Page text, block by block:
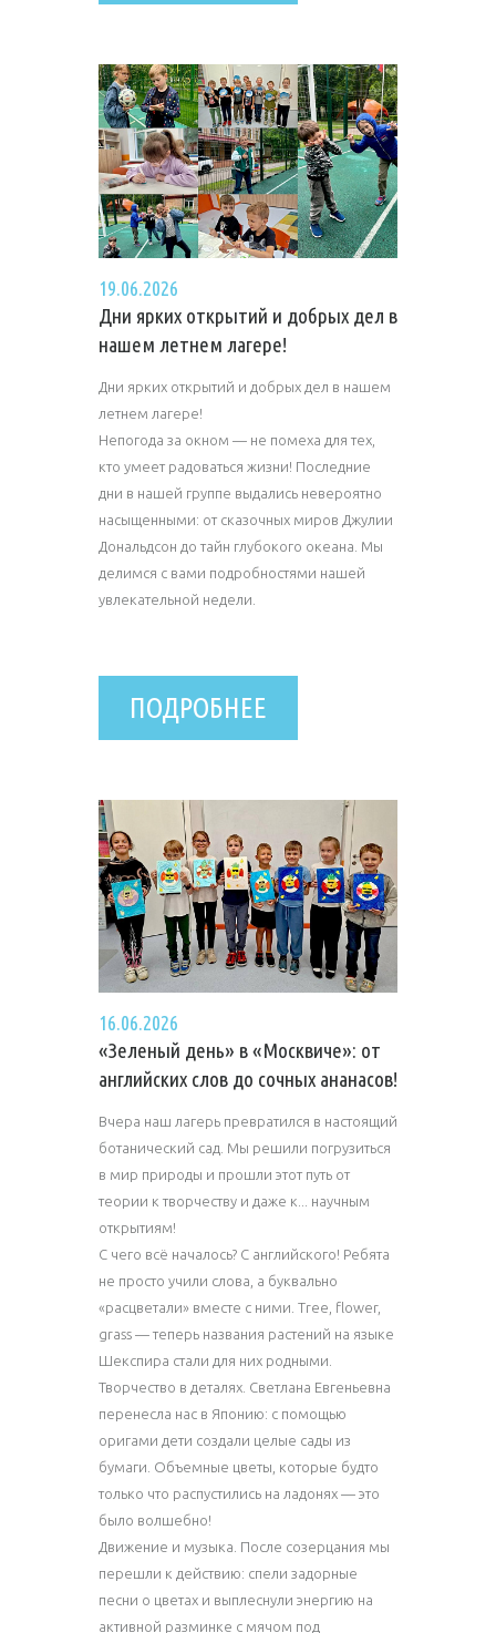
19.06.2026
Дни ярких открытий и добрых дел в
нашем летнем лагере!
Дни ярких открытий и добрых дел в нашем
летнем лагере!
Непогода за окном — не помеха для тех,
кто умеет радоваться жизни! Последние
дни в нашей группе выдались невероятно
насыщенными: от сказочных миров Джулии
Дональдсон до тайн глубокого океана. Мы
делимся с вами подробностями нашей
увлекательной недели.
ПОДРОБНЕЕ
16.06.2026
«Зеленый день» в «Москвиче»: от
английских слов до сочных ананасов!
Вчера наш лагерь превратился в настоящий
ботанический сад. Мы решили погрузиться
в мир природы и прошли этот путь от
теории к творчеству и даже к... научным
открытиям!
С чего всё началось? С английского! Ребята
не просто учили слова, а буквально
«расцветали» вместе с ними. Tree, flower,
grass — теперь названия растений на языке
Шекспира стали для них родными.
Творчество в деталях. Светлана Евгеньевна
перенесла нас в Японию: с помощью
оригами дети создали целые сады из
бумаги. Объемные цветы, которые будто
только что распустились на ладонях — это
было волшебно!
Движение и музыка. После созерцания мы
перешли к действию: спели задорные
песни о цветах и выплеснули энергию на
активной разминке с мячом под